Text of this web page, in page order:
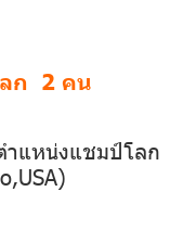
ก 2 คน
ำแหน่งแชมป์โลก